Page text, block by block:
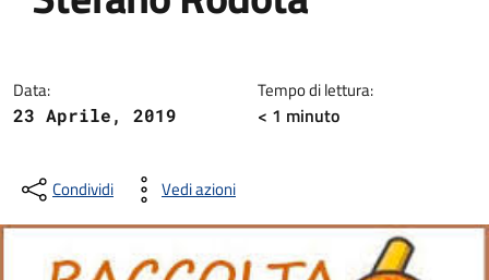
Data:
23 Aprile, 2019
Tempo di lettura:
< 1 minuto
Condividi Vedi azioni